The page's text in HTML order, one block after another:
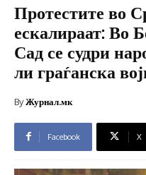
Протестите во
ескалираат: Во
Сад се судри
ли граѓанска
ByЖурнал.мк
Facebook X